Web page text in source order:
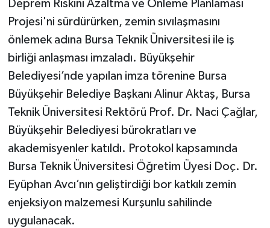
Deprem Riskini Azaltma ve Önleme Planlaması
Projesi'ni sürdürürken, zemin sıvılaşmasını
önlemek adına Bursa Teknik Üniversitesi ile iş
birliği anlaşması imzaladı. Büyükşehir
Belediyesi’nde yapılan imza törenine Bursa
Büyükşehir Belediye Başkanı Alinur Aktaş, Bursa
Teknik Üniversitesi Rektörü Prof. Dr. Naci Çağlar,
Büyükşehir Belediyesi bürokratları ve
akademisyenler katıldı. Protokol kapsamında
Bursa Teknik Üniversitesi Öğretim Üyesi Doç. Dr.
Eyüphan Avcı’nın geliştirdiği bor katkılı zemin
enjeksiyon malzemesi Kurşunlu sahilinde
uygulanacak.